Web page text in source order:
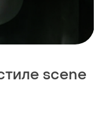
scene